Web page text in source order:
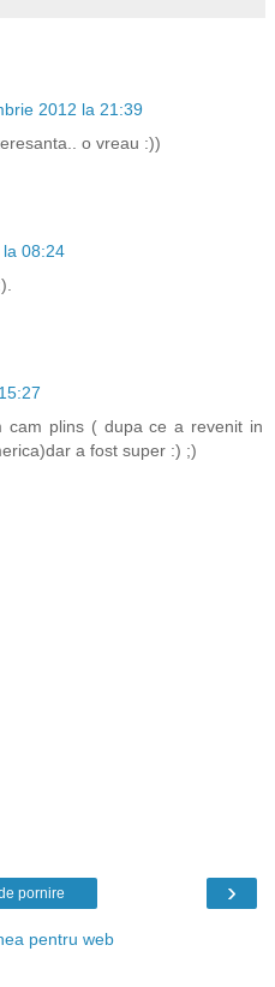
2012 la 21:39
o vreau :))
08:24
cam plins ( dupa ce a revenit in
a fost super :) ;)
›
pornire
pentru web